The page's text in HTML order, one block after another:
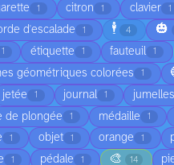
1 citron 1 clavier 1
d'escalade 1 🕴️ 4 🎃
1 étiquette 1 fauteuil 1
géométriques colorées 1
jetée 1 journal 1 jumelles
de plongée 1 médaille 1
1 objet 1 orange 1
1 pédale 1 🎨 14